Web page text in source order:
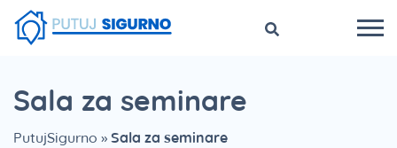
Sala za seminare
PutujSigurno » Sala za seminare